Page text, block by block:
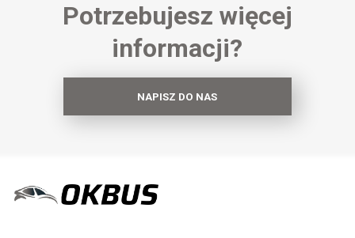
Potrzebujesz więcej
informacji?
NAPISZ DO NAS